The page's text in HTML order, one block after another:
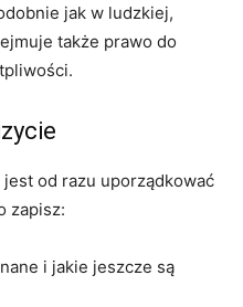
jak w ludzkiej,
także prawo do
od razu uporządkować
zapisz:
i jakie jeszcze są